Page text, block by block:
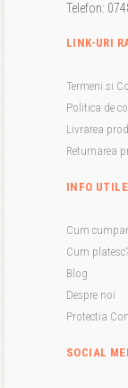
Telefon:
LINK-URI
Termeni si
Politica de
Livrarea
Returnarea
INFO UTILE
Cum
Cum
Blog
Despre noi
Protectia
SOCIAL